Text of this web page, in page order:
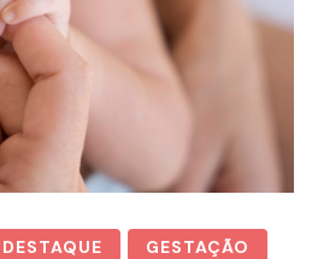
DESTAQUE
GESTAÇÃO